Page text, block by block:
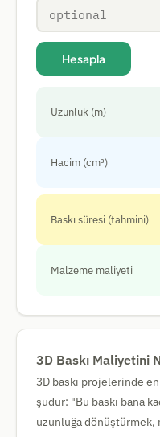
Hesapla
Uzunluk (m)
Hacim (cm³)
Baskı süresi (tahmini)
Malzeme maliyeti
3D Baskı Maliyetini
3D baskı projelerinde
şudur: "Bu baskı bana
uzunluğa dönüştürmek,